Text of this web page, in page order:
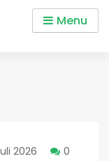
Menu
2026
0